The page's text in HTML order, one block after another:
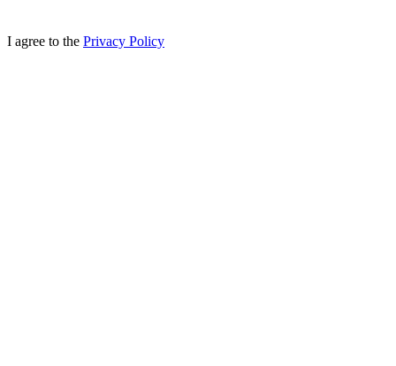
I agree to the Privacy Policy